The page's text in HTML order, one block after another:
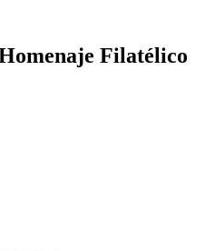
Filatélico